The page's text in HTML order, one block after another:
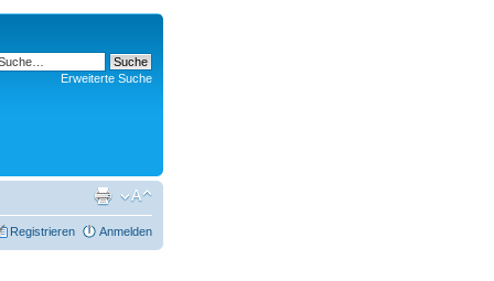
Erweiterte Suche
Registrieren Anmelden